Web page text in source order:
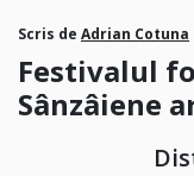
Scris de Adrian Cotuna
Festivalul
Sânzâiene